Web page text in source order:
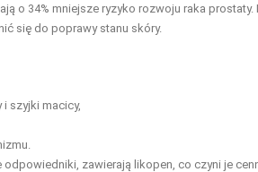
o 34% mniejsze ryzyko rozwoju raka
się do poprawy stanu skóry.
szyjki macicy,
zawierają likopen, co czyni je